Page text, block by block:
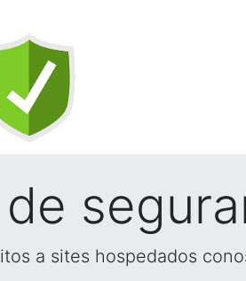
a sites hospedados